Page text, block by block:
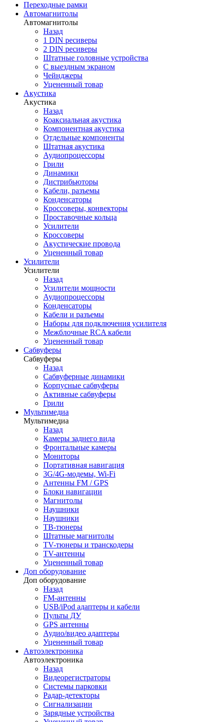
Переходные рамки
Автомагнитолы
Автомагнитолы
Назад
1 DIN ресиверы
2 DIN ресиверы
Штатные головные устройства
С выездным экраном
Чейнджеры
Уцененный товар
Акустика
Акустика
Назад
Коаксиальная акустика
Компонентная акустика
Отдельные компоненты
Штатная акустика
Аудиопроцессоры
Грили
Динамики
Дистрибьюторы
Кабели, разъемы
Конденсаторы
Кроссоверы, конвекторы
Проставочные кольца
Усилители
Кроссоверы
Акустические провода
Уцененный товар
Усилители
Усилители
Назад
Усилители мощности
Аудиопроцессоры
Конденсаторы
Кабели и разъемы
Наборы для подключения усилителя
Межблочные RCA кабели
Уцененный товар
Сабвуферы
Сабвуферы
Назад
Сабвуферные динамики
Корпусные сабвуферы
Активные сабвуферы
Грили
Мультимедиа
Мультимедиа
Назад
Камеры заднего вида
Фронтальные камеры
Мониторы
Портативная навигация
3G/4G-модемы, Wi-Fi
Антенны FM / GPS
Блоки навигации
Магнитолы
Наушники
Наушники
ТВ-тюнеры
Штатные магнитолы
TV-тюнеры и транскодеры
TV-антенны
Уцененный товар
Доп оборудование
Доп оборудование
Назад
FM-антенны
USB/iPod адаптеры и кабели
Пульты ДУ
GPS антенны
Аудио/видео адаптеры
Уцененный товар
Автоэлектроника
Автоэлектроника
Назад
Видеорегистраторы
Системы парковки
Радар-детекторы
Сигнализации
Зарядные устройства